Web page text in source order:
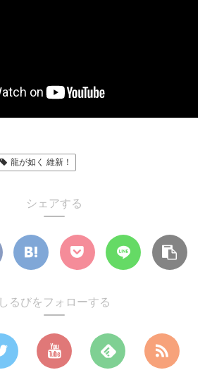
龍が如く 維新！
シェアする
しるびをフォローする